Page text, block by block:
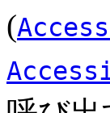
(